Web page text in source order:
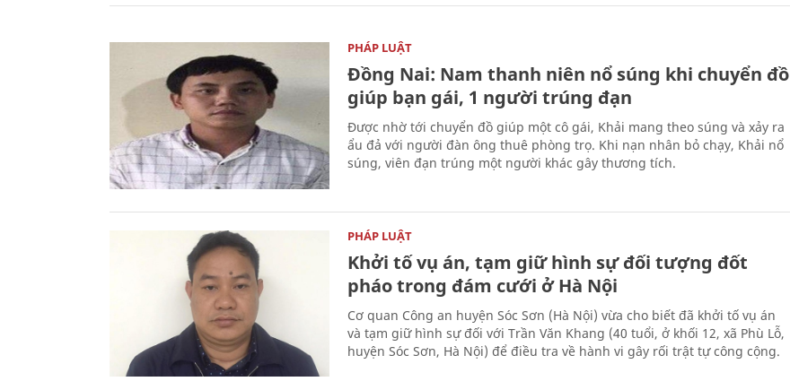
PHÁP LUẬT
Đồng Nai: Nam thanh niên nổ súng khi chuyển đồ
giúp bạn gái, 1 người trúng đạn
Được nhờ tới chuyển đồ giúp một cô gái, Khải mang theo súng và xảy ra
ẩu đả với người đàn ông thuê phòng trọ. Khi nạn nhân bỏ chạy, Khải nổ
súng, viên đạn trúng một người khác gây thương tích.
PHÁP LUẬT
Khởi tố vụ án, tạm giữ hình sự đối tượng đốt
pháo trong đám cưới ở Hà Nội
Cơ quan Công an huyện Sóc Sơn (Hà Nội) vừa cho biết đã khởi tố vụ án
và tạm giữ hình sự đối với Trần Văn Khang (40 tuổi, ở khối 12, xã Phù Lỗ,
huyện Sóc Sơn, Hà Nội) để điều tra về hành vi gây rối trật tự công cộng.